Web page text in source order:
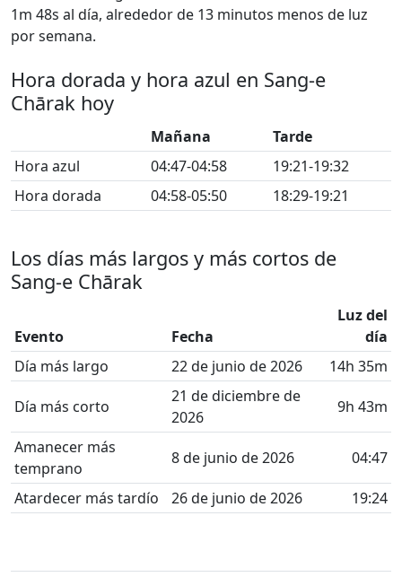
1m 48s al día, alrededor de 13 minutos menos de luz
por semana.
Hora dorada y hora azul en Sang-e
Chārak hoy
Mañana
Tarde
Hora azul
04:47-04:58
19:21-19:32
Hora dorada
04:58-05:50 18:29-19:21
Los días más largos y más cortos de
Sang-e Chārak
Evento Fecha
Luz del
día
Día más largo
22 de junio de 2026 14h 35m
Día más corto
21 de diciembre de
2026
9h 43m
Amanecer más
temprano
8 de junio de 2026 04:47
Atardecer más tardío 26 de junio de 2026 19:24